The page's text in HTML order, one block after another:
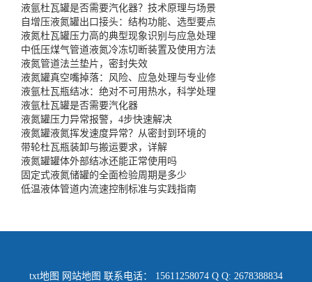
液氩杜瓦罐是否需要汽化器？技术原理与场景
自增压液氮罐出口接头：结构功能、选型要点
液氮杜瓦罐压力高的典型现象识别与应急处理
中低压煤气管道液氮冷冻切断装置及使用方法
液氮管道法兰垫片，密封失效
液氮罐真空嘴掉落：风险、应急处理与专业修
液氩杜瓦瓶结冰：绝对不可用热水，科学处理
液氩杜瓦罐是否需要汽化器
液氮罐压力异常报警，4步快速解决
液氮罐液氮挥发速度异常？从密封到环境的
带轮杜瓦瓶装卸与搬运要求，详解
液氮罐罐体外部结冰还能正常使用吗
固定式液氮储罐的全面检验周期是多少
低温液体管道内流速控制标准与实践指南
txt地图 网站地图 联系电话： 15611258074 Q Q: 2678388834